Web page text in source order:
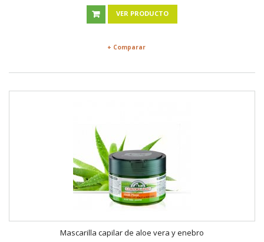
VER PRODUCTO
+ Comparar
Mascarilla capilar de aloe vera y enebro